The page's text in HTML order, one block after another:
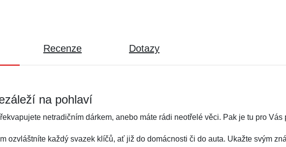
Recenze Dotazy
na pohlaví
netradičním dárkem, anebo máte rádi neotřelé věci. Pak je tu pro
ozvláštníte každý svazek klíčů, ať již do domácnosti či do auta. Ukažte svým